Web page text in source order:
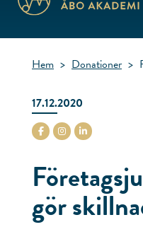
Hem > Donationer >
17.12.2020
stiftelsenabo Facebook
stiftelsenabo Instagram
stiftelsenabo
gör